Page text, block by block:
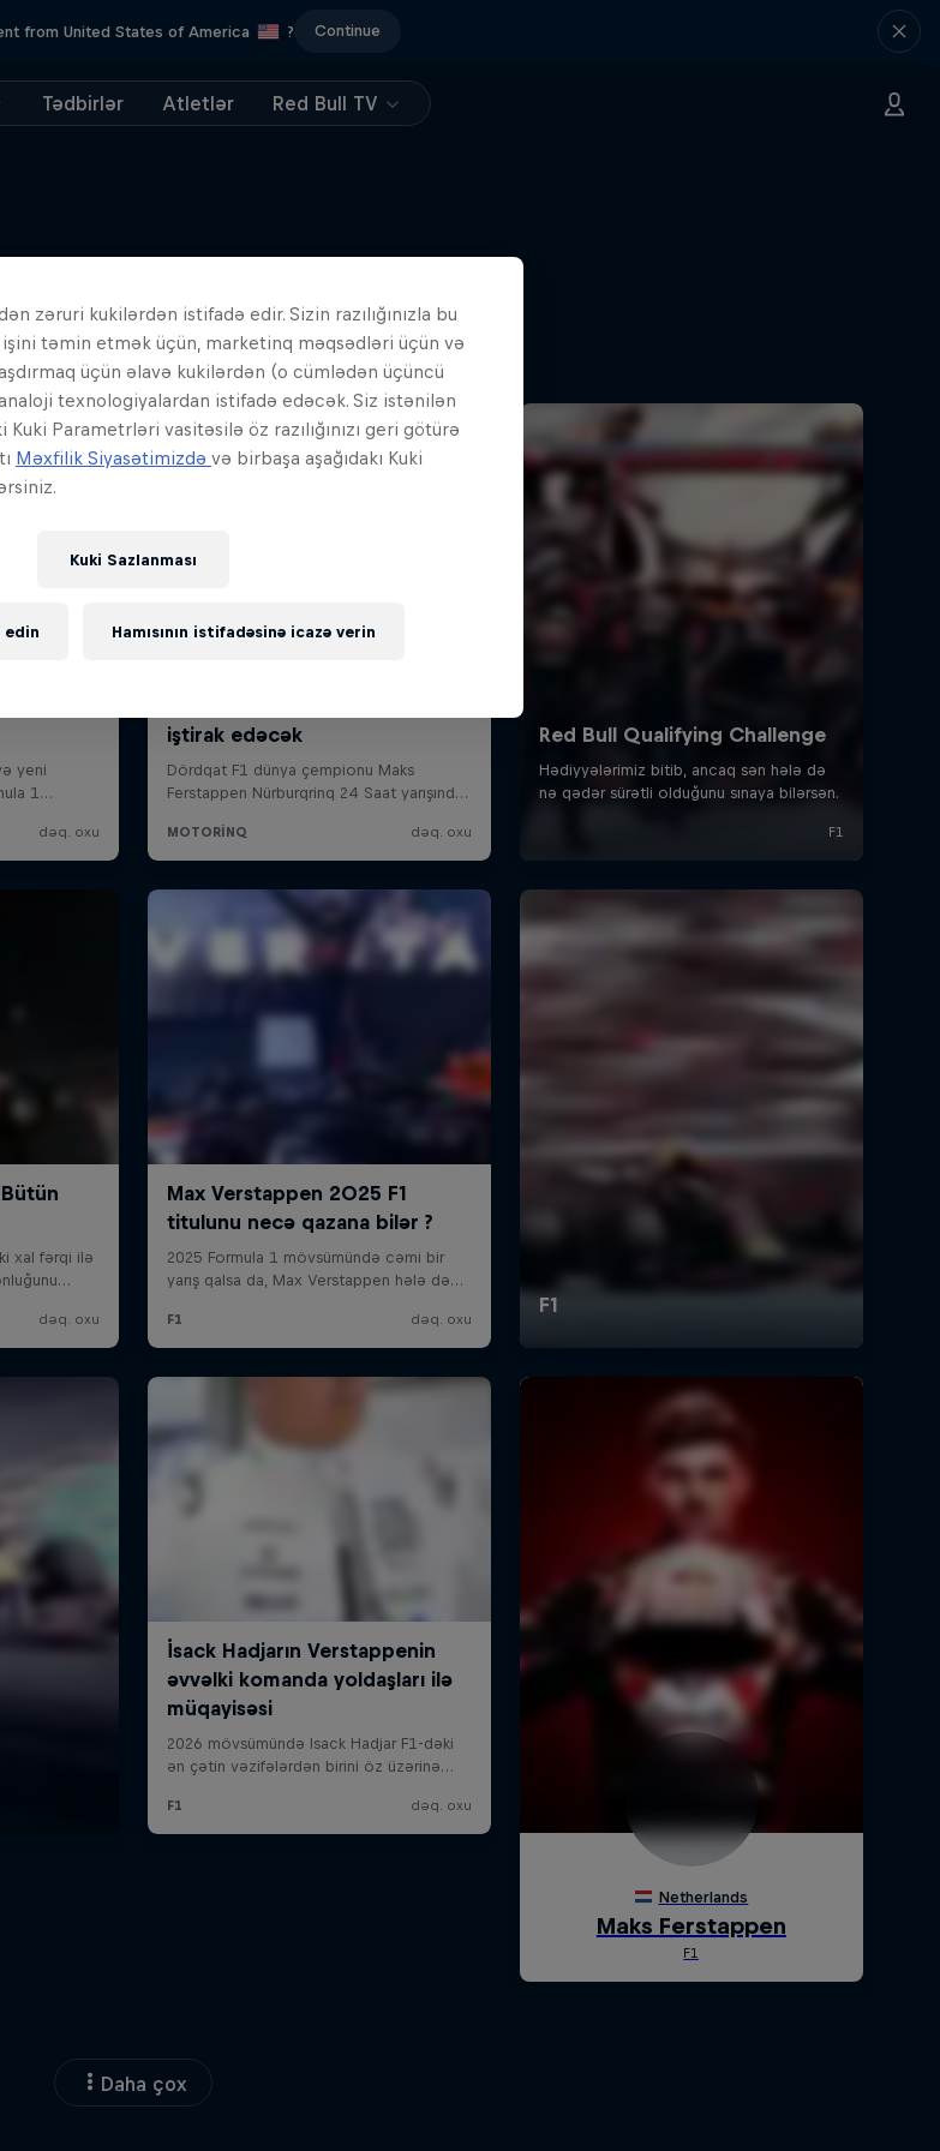
from United States of America ? Continue
Tədbirlər Atletlər Red Bull TV
Hekayələr
Daha çox
zəruri kukilərdən istifadə edir. Sizin razılığınızla bu
işini təmin etmək üçün, marketinq məqsədləri üçün və
üçün əlavə kukilərdən (o cümlədən üçüncü
texnologiyalardan istifadə edəcək. Siz istənilən
Parametrləri vasitəsilə öz razılığınızı geri götürə
Məxfilik Siyasətimizdə və birbaşa aşağıdakı Kuki
Kuki Sazlanması
edin Hamısının istifadəsinə icazə verin